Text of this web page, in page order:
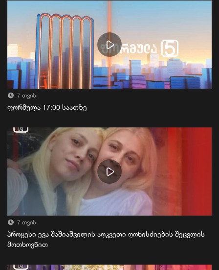
7 თვის
ფორმულა 17:00 საათზე
7 თვის
პროცესი ევა შაშიაშვილის აღკვეთი ღონისძიების შეცვლის
მოთხოვნით